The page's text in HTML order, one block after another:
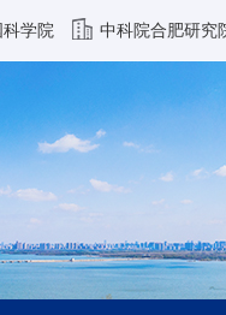
学院 中科院合肥研究